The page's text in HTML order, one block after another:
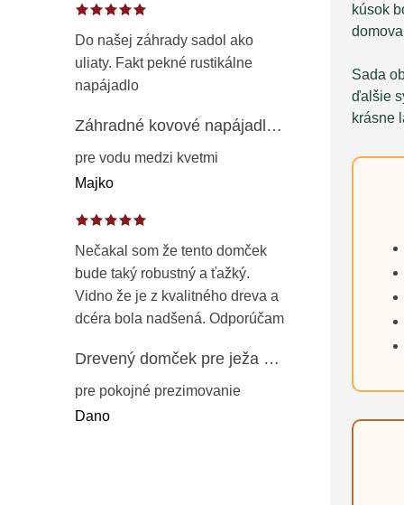
Do našej záhrady sadol ako
uliaty. Fakt pekné rustikálne
napájadlo
Záhradné kovové napájadlo pre vtáky 8 cm / 104 cm – dekorácia z patinovanej ocele v prírodnej hrdzi
pre vodu medzi kvetmi
Majko
Nečakal som že tento domček
bude taký robustný a ťažký.
Vidno že je z kvalitného dreva a
dcéra bola nadšená. Odporúčam
Drevený domček pre ježa – záhradný úkryt z opaľovaného dreva s vodoodolnou strechou 50 cm
pre pokojné prezimovanie
Dano
kúsok
Sada
ďalšie
krásne